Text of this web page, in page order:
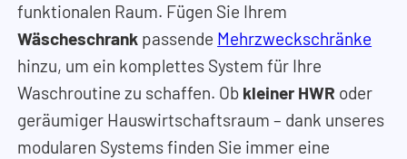
funktionalen Raum. Fügen Sie Ihrem
Wäscheschrank passende Mehrzweckschränke
hinzu, um ein komplettes System für Ihre
Waschroutine zu schaffen. Ob kleiner HWR oder
geräumiger Hauswirtschaftsraum – dank unseres
modularen Systems finden Sie immer eine